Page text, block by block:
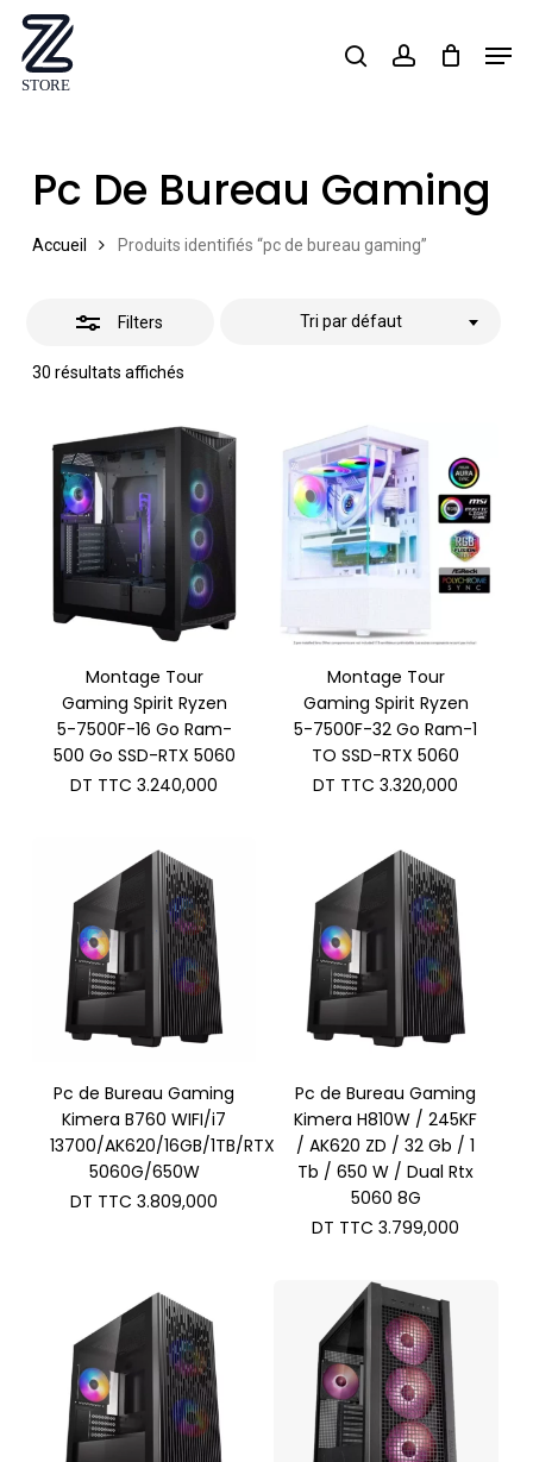
Skip
main
searchaccount
Pc De Bureau Gaming
Accueil Produits identifiés “pc de bureau gaming”
Filters
30 résultats affichés
Tri par défaut
Close
Montage Tour
Gaming Spirit Ryzen
5-7500F-16 Go Ram-
500 Go SSD-RTX 5060
DT TTC 3.240,000
Montage Tour
Gaming Spirit Ryzen
5-7500F-32 Go Ram-1
TO SSD-RTX 5060
DT TTC 3.320,000
Pc de Bureau Gaming
Kimera B760 WIFI/i7
13700/AK620/16GB/1TB/RTX
5060G/650W
DT TTC 3.809,000
Pc de Bureau Gaming
Kimera H810W / 245KF
/ AK620 ZD / 32 Gb / 1
Tb / 650 W / Dual Rtx
5060 8G
DT TTC 3.799,000